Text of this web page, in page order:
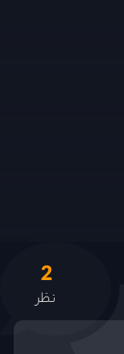
2
نظر